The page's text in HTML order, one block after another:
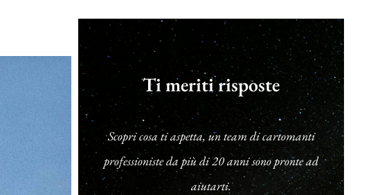
Ti meriti risposte
Scopri cosa ti aspetta, un team di cartomanti
professioniste da più di 20 anni sono pronte ad
aiutarti.